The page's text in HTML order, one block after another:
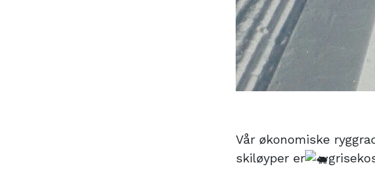
Vår økonomiske
skiløyper er